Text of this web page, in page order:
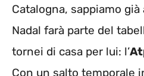
Catalogna, sappiamo
Nadal farà parte del
tornei di casa per lui: l’
Con un salto temporale